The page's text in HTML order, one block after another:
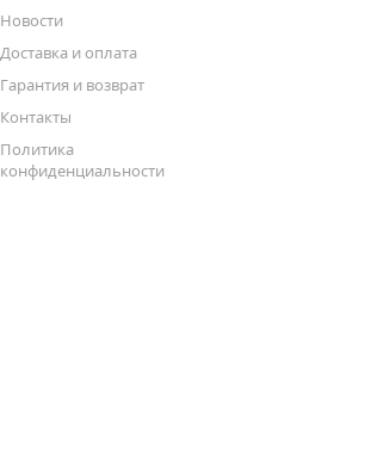
Новости
Доставка и оплата
Гарантия и возврат
Контакты
Политика
конфиденциальности